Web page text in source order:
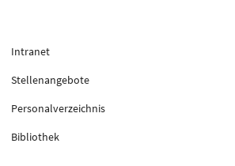
Intranet
Stellenangebote
Personalverzeichnis
Bibliothek